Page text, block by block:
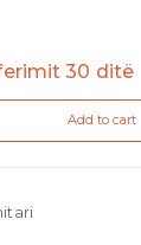
30 ditë
Add to cart